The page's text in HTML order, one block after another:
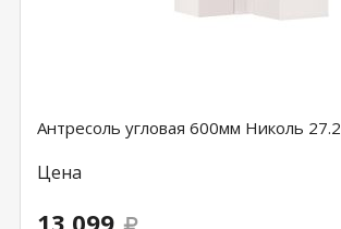
Антресоль угловая 600мм Николь 27.2
Цена
13 099